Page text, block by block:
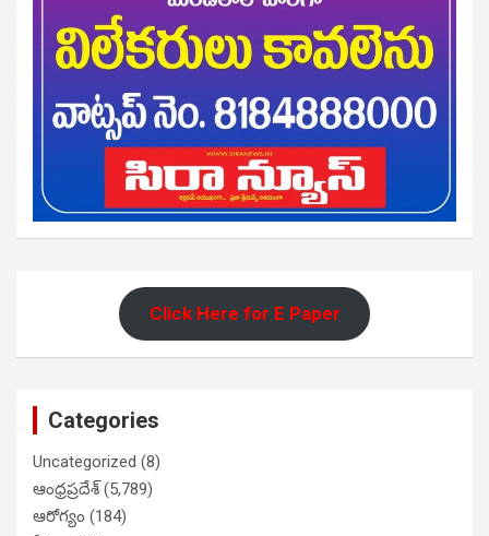
Click Here for E Paper
Categories
Uncategorized (8)
ఆంధ్రప్రదేశ్(5,789)
ఆరోగ్యం (184)